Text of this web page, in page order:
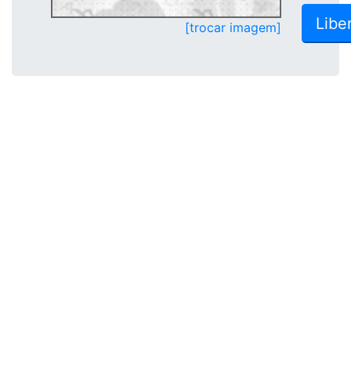
[trocar imagem]